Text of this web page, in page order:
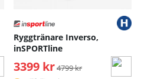
Ryggtränare Inverso,
inSPORTline
3399 kr Ordinarie pris:
4799 kr